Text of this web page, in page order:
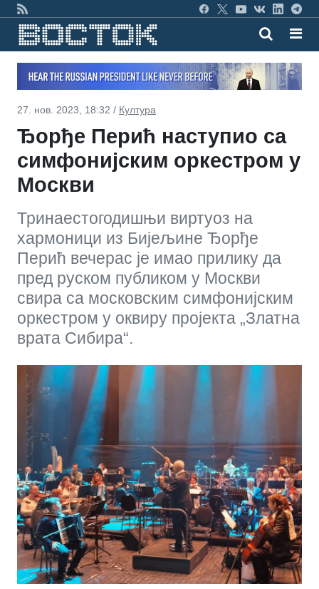
27. нов. 2023, 18:32 / Култура
Ђорђе Перић наступио са
симфонијским оркестром у
Москви
Тринаестогодишњи виртуоз на
хармоници из Бијељине Ђорђе
Перић вечерас је имао прилику да
пред руском публиком у Москви
свира са московским симфонијским
оркестром у оквиру пројекта „Златна
врата Сибира“.